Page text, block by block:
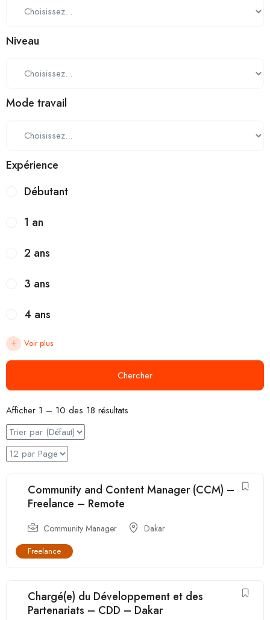
Niveau
Mode travail
Expérience
Débutant
1 an
2 ans
3 ans
4 ans
Voir plus
Chercher
Afficher 1 – 10 des 18 résultats
Community and Content Manager (CCM) –
Freelance – Remote
Community Manager Dakar
Freelance
Chargé(e) du Développement et des
Partenariats – CDD – Dakar